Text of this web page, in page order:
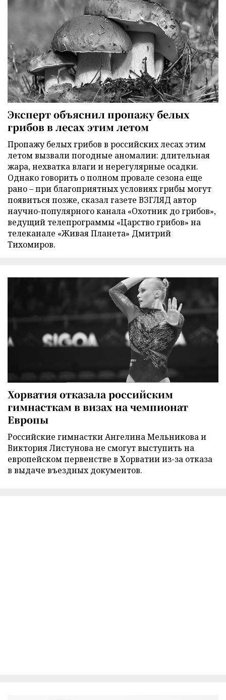
Эксперт объяснил пропажу белых
грибов в лесах этим летом
Пропажу белых грибов в российских лесах этим
летом вызвали погодные аномалии: длительная
жара, нехватка влаги и нерегулярные осадки.
Однако говорить о полном провале сезона еще
рано – при благоприятных условиях грибы могут
появиться позже, сказал газете ВЗГЛЯД автор
научно-популярного канала «Охотник до грибов»,
ведущий телепрограммы «Царство грибов» на
телеканале «Живая Планета» Дмитрий
Тихомиров.
Хорватия отказала российским
гимнасткам в визах на чемпионат
Европы
Российские гимнастки Ангелина Мельникова и
Виктория Листунова не смогут выступить на
европейском первенстве в Хорватии из-за отказа
в выдаче въездных документов.